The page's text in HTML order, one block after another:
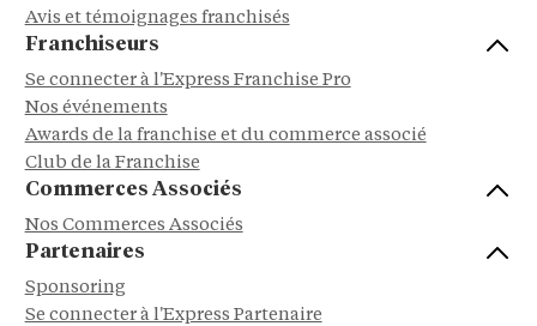
Avis et témoignages franchisés
Franchiseurs
Se connecter à l'Express Franchise Pro
Nos événements
Awards de la franchise et du commerce associé
Club de la Franchise
Commerces Associés
Nos Commerces Associés
Partenaires
Sponsoring
Se connecter à l'Express Partenaire